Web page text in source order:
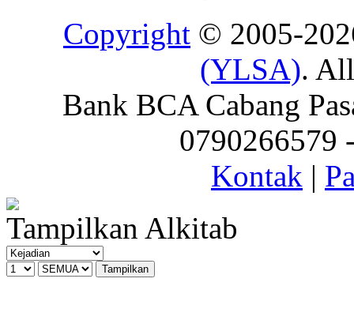
Copyright © 2005-
(YLSA).
Bank BCA Cabang
0790266579
Kontak |
Tampilkan Alkitab